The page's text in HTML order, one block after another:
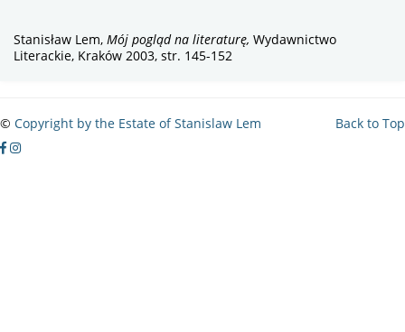
Stanisław Lem, Mój pogląd na literaturę, Wydawnictwo
Literackie, Kraków 2003, str. 145-152
Back to Top
© Copyright by the Estate of Stanislaw Lem